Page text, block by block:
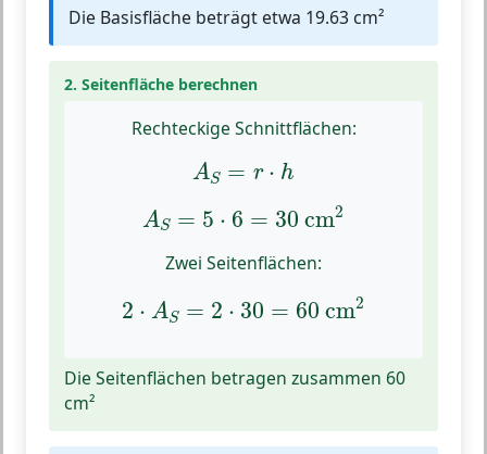
Die Basisfläche beträgt etwa 19.63 cm²
2. Seitenfläche berechnen
Rechteckige Schnittflächen:
AS = r ⋅ h
A r⋅
AS = 5 ⋅ 6 = 30 cm2
5 6= cm
Zwei Seitenflächen:
2 ⋅ AS = 2 ⋅ 30 = 60 cm2
⋅A 2⋅ 30= cm
Die Seitenflächen betragen zusammen 60
cm²